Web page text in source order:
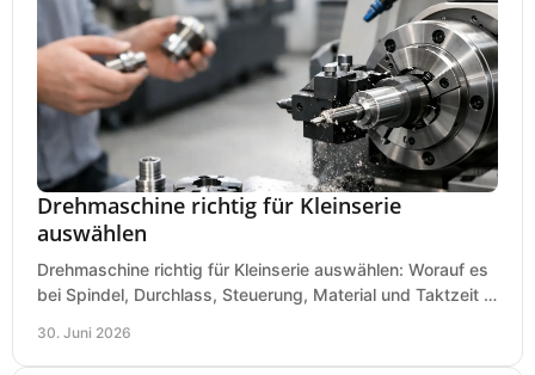
Drehmaschine richtig für Kleinserie
auswählen
Drehmaschine richtig für Kleinserie auswählen: Worauf es
bei Spindel, Durchlass, Steuerung, Material und Taktzeit in
30. Juni 2026